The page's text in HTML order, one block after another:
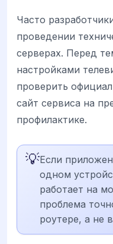
Часто
проведении
серверах. Перед
настройками
проверить
сайт сервиса на
профилактике.
💡Если
одном
работает на
проблема
роутере, а не